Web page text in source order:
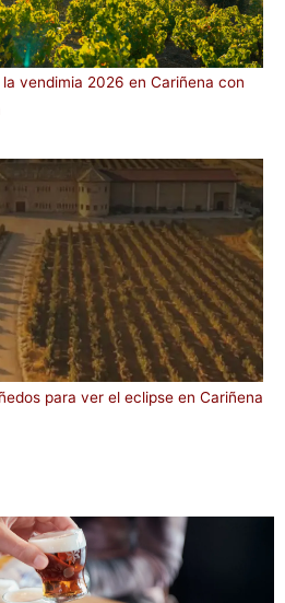
vendimia 2026 en Cariñena con
para ver el eclipse en Cariñena